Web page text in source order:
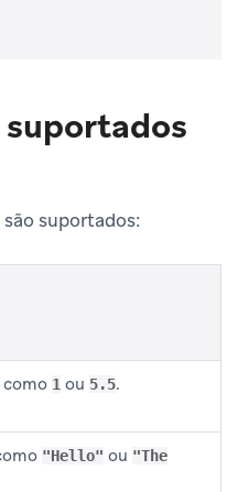
suportados:
1 ou 5.5.
"Hello" ou "The